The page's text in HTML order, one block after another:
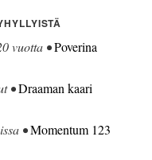
vuotta •Poverina
•Draaman kaari
•Momentum 123